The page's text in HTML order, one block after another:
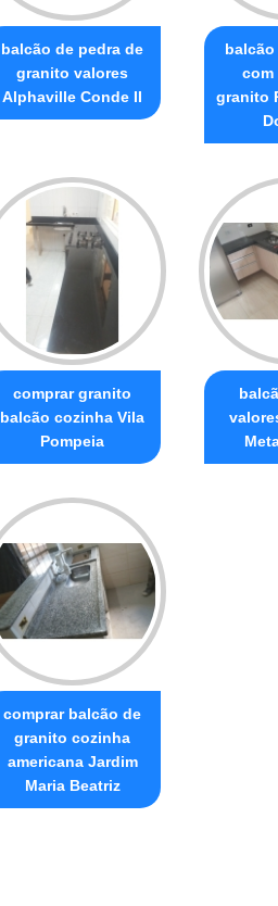
balcão de pedra de
granito valores
Alphaville Conde II
com
granito
comprar granito
balcão cozinha Vila
Pompeia
comprar balcão de
granito cozinha
americana Jardim
Maria Beatriz